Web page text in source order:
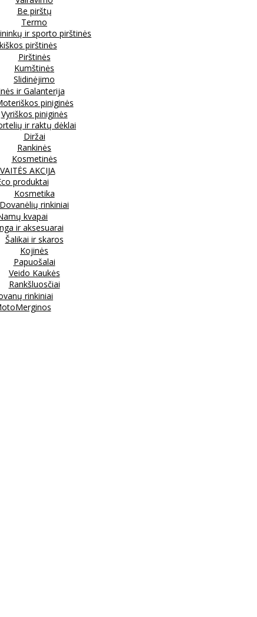
Be pirštų
Termo
ir sporto pirštinės
pirštinės
Pirštinės
Kumštinės
Slidinėjimo
ir Galanterija
piniginės
Vyriškos piniginės
ir raktų dėklai
Diržai
Rankinės
Kosmetinės
AKCIJA
produktai
Kosmetika
Dovanėlių rinkiniai
kvapai
ir aksesuarai
Šalikai ir skaros
Kojinės
Papuošalai
Veido Kaukės
Rankšluosčiai
rinkiniai